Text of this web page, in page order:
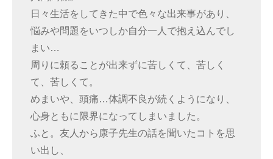
日々生活をしてきた中で色々な出来事があり、
悩みや問題をいつしか自分一人で抱え込んでし
まい…
周りに頼ることが出来ずに苦しくて、苦しく
て、苦しくて。
めまいや、頭痛…体調不良が続くようになり、
心身ともに限界になってしまいました。
ふと。友人から康子先生の話を聞いたコトを思
い出し、